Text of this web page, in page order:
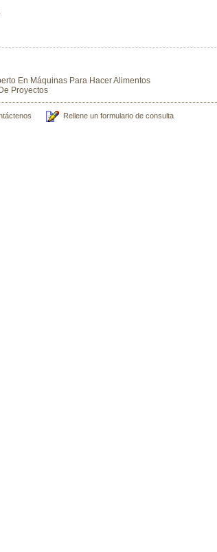
En Máquinas Para Hacer Alimentos
Proyectos
Rellene un formulario de consulta